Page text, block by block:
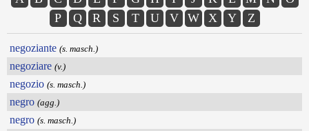
P
Q R S T U V W X Y Z
negoziante (s. masch.)
negoziare (v.)
negozio (s. masch.)
negro (agg.)
negro (s. masch.)